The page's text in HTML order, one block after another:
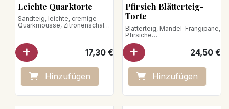
Leichte Quarktorte
Sandteig, leichte, cremige
Quarkmousse, Zitronenschale
17,30€
Hinzufügen
Neu!
Pfirsich Blätterteig-
Torte
Blätterteig, Mandel-Frangipane,
Pfirsiche
für 5 Personen
24,50€
Hinzufügen